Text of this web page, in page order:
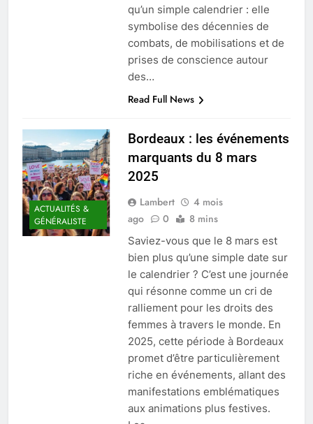
qu’un simple calendrier : elle
symbolise des décennies de
combats, de mobilisations et de
prises de conscience autour
des…
Read Full News
ACTUALITÉS &
GÉNÉRALISTE
Bordeaux : les événements
marquants du 8 mars
2025
Lambert
4 mois
ago
0 8 mins
Saviez-vous que le 8 mars est
bien plus qu’une simple date sur
le calendrier ? C’est une journée
qui résonne comme un cri de
ralliement pour les droits des
femmes à travers le monde. En
2025, cette période à Bordeaux
promet d’être particulièrement
riche en événements, allant des
manifestations emblématiques
aux animations plus festives.